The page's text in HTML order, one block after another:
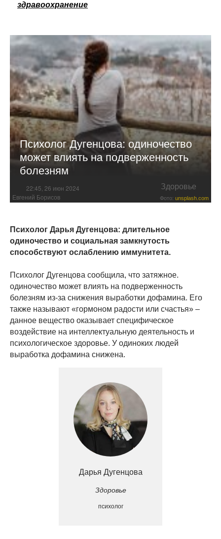
здравоохранение
Психолог Дугенцова: одиночество
может влиять на подверженность
болезням
22:45, 26 июн 2024 Здоровье
Евгений Борисов Фото: unsplash.com
Психолог Дарья Дугенцова: длительное
одиночество и социальная замкнутость
способствуют ослаблению иммунитета.
Психолог Дугенцова сообщила, что затяжное.
одиночество может влиять на подверженность
болезням из-за снижения выработки дофамина. Его
также называют «гормоном радости или счастья» –
данное вещество оказывает специфическое
воздействие на интеллектуальную деятельность и
психологическое здоровье. У одиноких людей
выработка дофамина снижена.
Дарья Дугенцова
Здоровье
психолог